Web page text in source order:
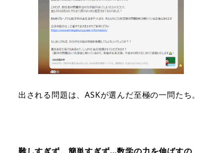
出される問題は、ASKが選んだ至極の一問たち。